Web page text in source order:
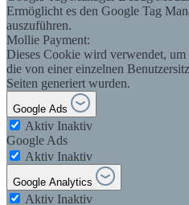
Ermöglicht es den Google Tag
auszuführen.
Mollie Payment:
Dieses Cookie wird verwendet,
die von einer einzelnen
Seiten generiert wurden.
Google Ads
Aktiv Inaktiv
Google Ads
Aktiv Inaktiv
Google Analytics
Aktiv Inaktiv